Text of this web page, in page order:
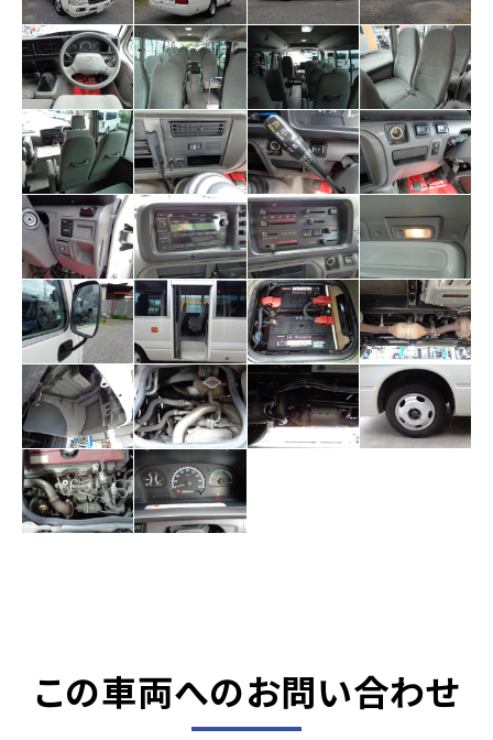
この車両へのお問い合わせ